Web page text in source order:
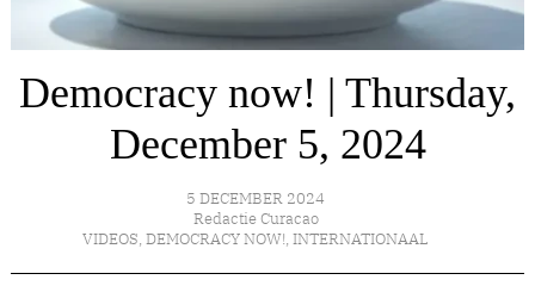
Democracy now! | Thursday,
December 5, 2024
5 DECEMBER 2024
Redactie Curacao
VIDEOS, DEMOCRACY NOW!, INTERNATIONAAL